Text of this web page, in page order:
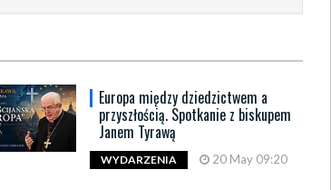
Europa między dziedzictwem a
przyszłością. Spotkanie z biskupem
Janem Tyrawą
WYDARZENIA 20 May 09:20